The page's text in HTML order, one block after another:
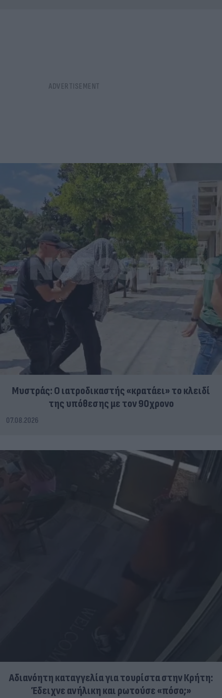
Μυστράς: Ο ιατροδικαστής «κρατάει» το κλειδί
της υπόθεσης με τον 90χρονο
07.08.2026
Αδιανόητη καταγγελία για τουρίστα στην Κρήτη:
Έδειχνε ανήλικη και ρωτούσε «πόσο;»